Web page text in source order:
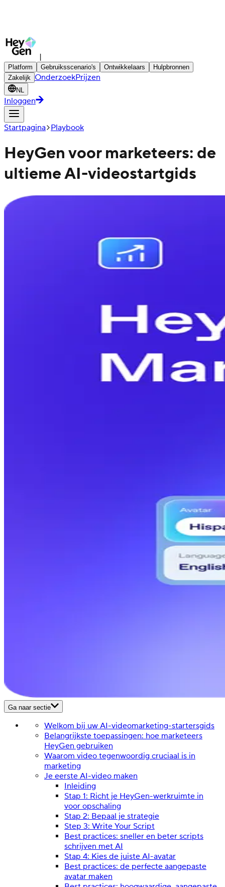
|
Platform Gebruiksscenario's Ontwikkelaars
Hulpbronnen
Zakelijk OnderzoekPrijzen
NL
Inloggen
Startpagina Playbook
HeyGen voor marketeers: de
ultieme AI-videostartgids
Ga naar sectie
Welkom bij uw AI-videomarketing-startersgids
Belangrijkste toepassingen: hoe marketeers
HeyGen gebruiken
Waarom video tegenwoordig cruciaal is in
marketing
Je eerste AI-video maken
Inleiding
Stap 1: Richt je HeyGen-werkruimte in
voor opschaling
Stap 2: Bepaal je strategie
Step 3: Write Your Script
Best practices: sneller en beter scripts
schrijven met AI
Stap 4: Kies de juiste AI-avatar
Best practices: de perfecte aangepaste
avatar maken